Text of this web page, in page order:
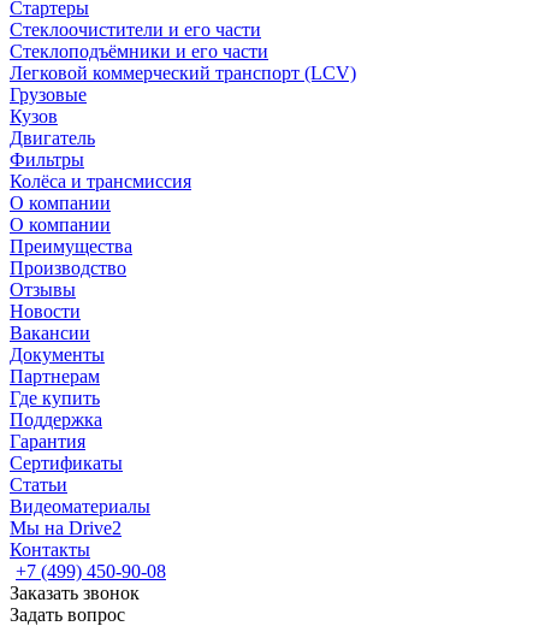
Стартеры
Стеклоочистители и его части
Стеклоподъёмники и его части
Легковой коммерческий транспорт (LCV)
Грузовые
Кузов
Двигатель
Фильтры
Колёса и трансмиссия
О компании
О компании
Преимущества
Производство
Отзывы
Новости
Вакансии
Документы
Партнерам
Где купить
Поддержка
Гарантия
Сертификаты
Статьи
Видеоматериалы
Мы на Drive2
Контакты
+7 (499) 450-90-08
Заказать звонок
Задать вопрос